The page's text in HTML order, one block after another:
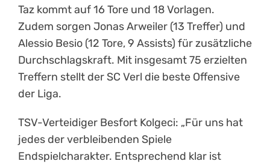
Taz kommt auf 16 Tore und 18 Vorlagen.
Zudem sorgen Jonas Arweiler (13 Treffer) und
Alessio Besio (12 Tore, 9 Assists) für zusätzliche
Durchschlagskraft. Mit insgesamt 75 erzielten
Treffern stellt der SC Verl die beste Offensive
der Liga.
TSV-Verteidiger Besfort Kolgeci: „Für uns hat
jedes der verbleibenden Spiele
Endspielcharakter. Entsprechend klar ist